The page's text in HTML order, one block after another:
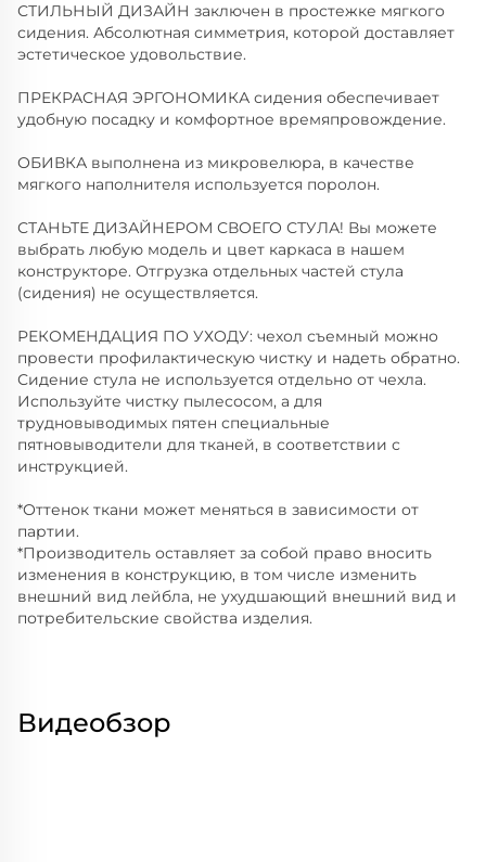
СТИЛЬНЫЙ ДИЗАЙН заключен в простежке мягкого
сидения. Абсолютная симметрия, которой доставляет
эстетическое удовольствие.
ПРЕКРАСНАЯ ЭРГОНОМИКА сидения обеспечивает
удобную посадку и комфортное времяпровождение.
ОБИВКА выполнена из микровелюра, в качестве
мягкого наполнителя используется поролон.
СТАНЬТЕ ДИЗАЙНЕРОМ СВОЕГО СТУЛА! Вы можете
выбрать любую модель и цвет каркаса в нашем
конструкторе. Отгрузка отдельных частей стула
(сидения) не осуществляется.
РЕКОМЕНДАЦИЯ ПО УХОДУ: чехол съемный можно
провести профилактическую чистку и надеть обратно.
Сидение стула не используется отдельно от чехла.
Используйте чистку пылесосом, а для
трудновыводимых пятен специальные
пятновыводители для тканей, в соответствии с
инструкцией.
*Оттенок ткани может меняться в зависимости от
партии.
*Производитель оставляет за собой право вносить
изменения в конструкцию, в том числе изменить
внешний вид лейбла, не ухудшающий внешний вид и
потребительские свойства изделия.
Видеобзор